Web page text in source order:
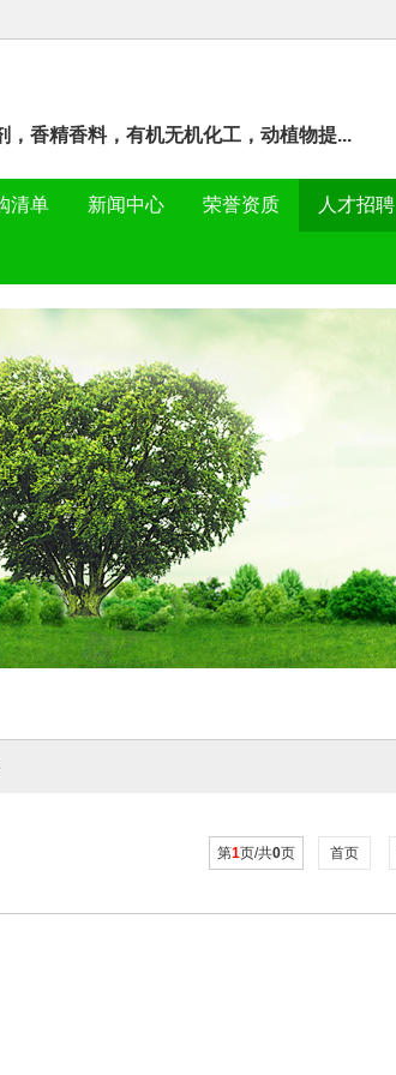
，香精香料，有机无机化工，动植物提...
清单 新闻中心 荣誉资质 人才招聘
第1页/共0页 首页